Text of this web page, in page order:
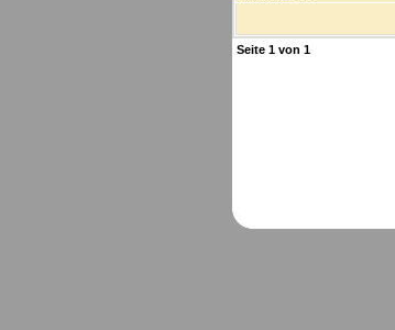
Seite 1 von 1